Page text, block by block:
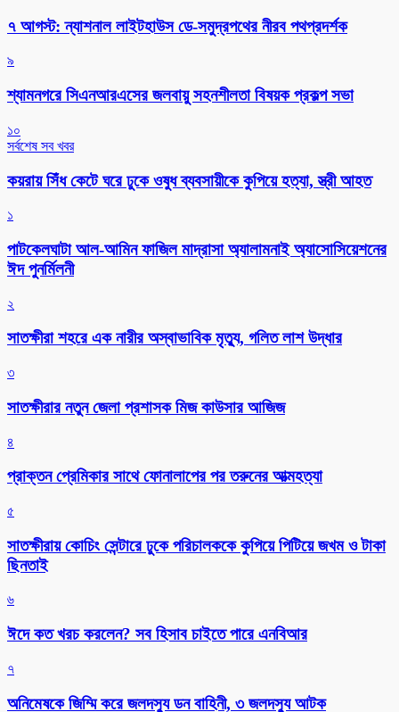
৭ আগস্ট: ন্যাশনাল লাইটহাউস ডে-সমুদ্রপথের নীরব পথপ্রদর্শক
৯
শ্যামনগরে সিএনআরএসের জলবায়ু সহনশীলতা বিষয়ক প্রকল্প সভা
১০
সর্বশেষ সব খবর
কয়রায় সিঁধ কেটে ঘরে ঢুকে ওষুধ ব্যবসায়ীকে কুপিয়ে হত্যা, স্ত্রী আহত
১
পাটকেলঘাটা আল-আমিন ফাজিল মাদ্রাসা অ্যালামনাই অ্যাসোসিয়েশনের
ঈদ পুনর্মিলনী
২
সাতক্ষীরা শহরে এক নারীর অস্বাভাবিক মৃত্যু, গলিত লাশ উদ্ধার
৩
সাতক্ষীরার নতুন জেলা প্রশাসক মিজ কাউসার আজিজ
৪
প্রাক্তন প্রেমিকার সাথে ফোনালাপের পর তরুনের আত্মহত্যা
৫
সাতক্ষীরায় কোচিং সেন্টারে ঢুকে পরিচালককে কুপিয়ে পিটিয়ে জখম ও টাকা
ছিনতাই
৬
ঈদে কত খরচ করলেন? সব হিসাব চাইতে পারে এনবিআর
৭
অনিমেষকে জিম্মি করে জলদস্যু ডন বাহিনী, ৩ জলদস্যু আটক